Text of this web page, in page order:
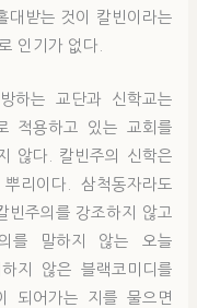
대받는 것이 칼빈이라는
인기가 없다.
하는 교단과 신학교는
적용하고 있는 교회를
않다. 칼빈주의 신학은
리이다. 삼척동자라도
빈주의를 강조하지 않고
를 말하지 않는 오늘
지 않은 블랙코미디를
되어가는 지를 물으면